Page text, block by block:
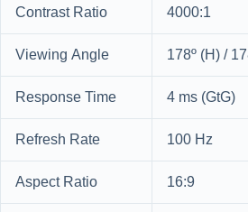
Contrast Ratio
4000:1
Viewing Angle
178º (H) /
Response Time
4 ms (GtG)
Refresh Rate
100 Hz
Aspect Ratio
16:9